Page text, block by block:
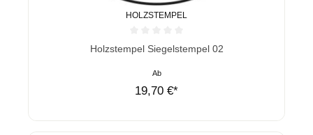
HOLZSTEMPEL
Durchschnittliche Bewertung von 0 von 5 Sternen
Holzstempel Siegelstempel 02
Ab
19,70 €*